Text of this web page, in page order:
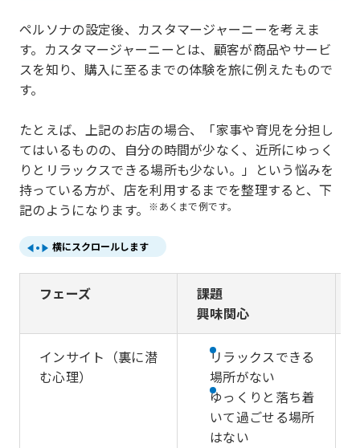
ペルソナの設定後、カスタマージャーニーを考えま
す。カスタマージャーニーとは、顧客が商品やサービ
スを知り、購入に至るまでの体験を旅に例えたもので
す。
たとえば、上記のお店の場合、「家事や育児を分担し
てはいるものの、自分の時間が少なく、近所にゆっく
りとリラックスできる場所も少ない。」という悩みを
持っている方が、店を利用するまでを整理すると、下
記のようになります。
※あくまで例です。
横にスクロールします
フェーズ
課題
興味関心
インサイト（裏に潜
む心理）
リラックスできる
場所がない
ゆっくりと落ち着
いて過ごせる場所
はない